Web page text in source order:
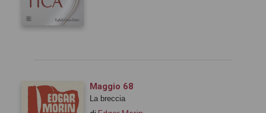
Maggio 68
La breccia